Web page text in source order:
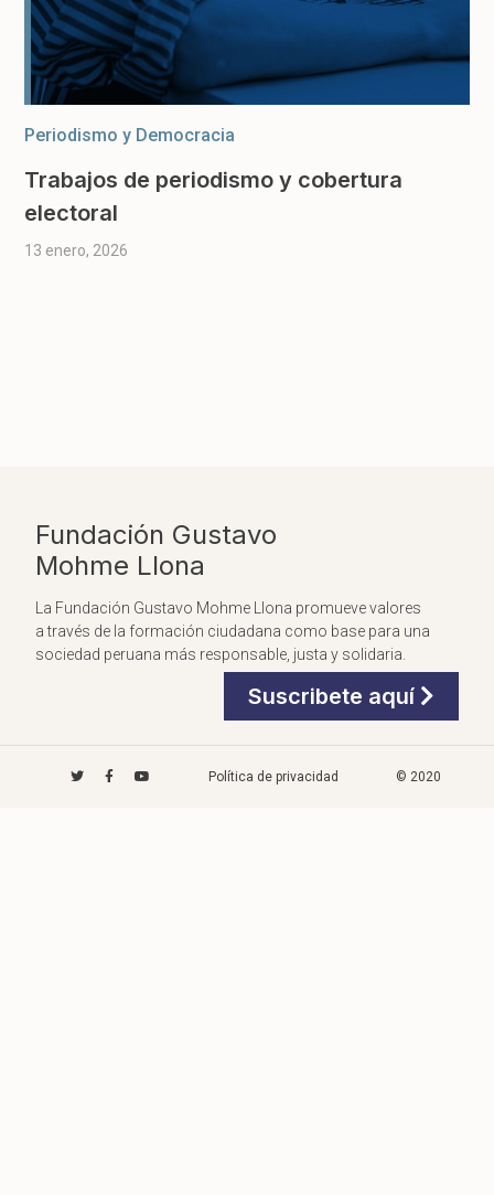
Periodismo y Democracia
Trabajos de periodismo y cobertura
electoral
13 enero, 2026
Fundación Gustavo
Mohme Llona
La Fundación Gustavo Mohme Llona promueve valores
a través de la formación ciudadana como base para una
sociedad peruana más responsable, justa y solidaria.
Suscribete aquí
Política de privacidad © 2020